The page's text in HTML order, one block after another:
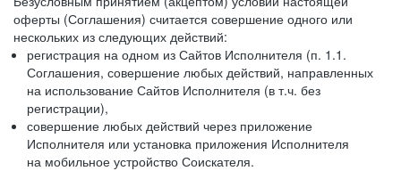
оферты (Соглашения) считается совершение одного или
нескольких из следующих действий:
регистрация на одном из Сайтов Исполнителя (п. 1.1.
Соглашения, совершение любых действий, направленных
на использование Сайтов Исполнителя (в т.ч. без
регистрации),
совершение любых действий через приложение
Исполнителя или установка приложения Исполнителя
на мобильное устройство Соискателя.